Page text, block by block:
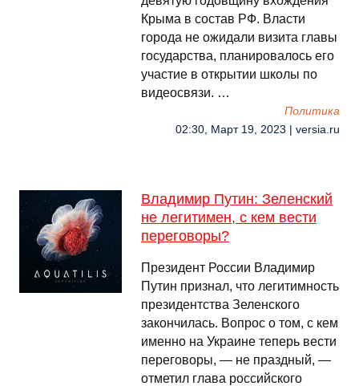
Крыма в состав РФ. Власти
города не ожидали визита главы
государства, планировалось его
участие в открытии школы по
видеосвязи. …
Политика
02:30, Март 19, 2023 | versia.ru
Владимир Путин: Зеленский
не легитимен, с кем вести
переговоры?
Президент России Владимир
Путин признал, что легитимность
президентства Зеленского
закончилась. Вопрос о том, с кем
именно на Украине теперь вести
переговоры, — не праздный, —
отметил глава российского